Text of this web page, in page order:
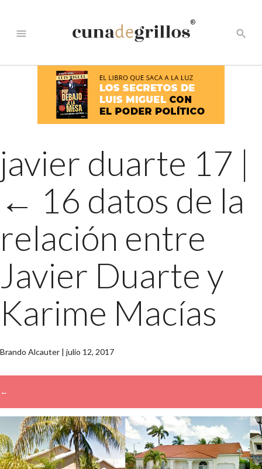
menu
®
search
javier duarte 17 |
← 16 datos de la
relación entre
Javier Duarte y
Karime Macías
Brando Alcauter | julio 12, 2017
←